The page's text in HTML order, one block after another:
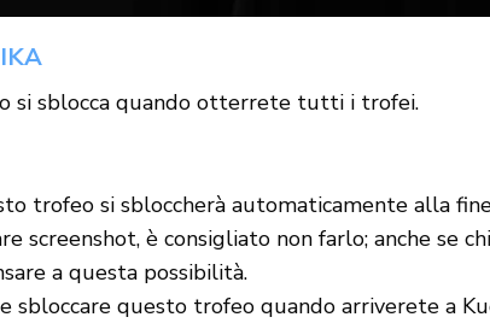
si sblocca quando otterrete tutti i trofei.
trofeo si sbloccherà automaticamente alla
screenshot, è consigliato non farlo; anche
a questa possibilità.
sbloccare questo trofeo quando arriverete a